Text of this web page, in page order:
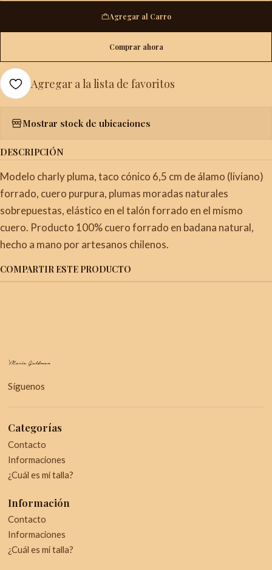
Agregar al Carro
Comprar ahora
Agregar a la lista de favoritos
Mostrar stock de ubicaciones
DESCRIPCIÓN
Modelo charly pluma, taco cónico 6,5 cm de álamo (liviano)
forrado, cuero purpura, plumas moradas naturales
sobrepuestas, elástico en el talón forrado en el mismo
cuero. Producto 100% cuero forrado en badana natural,
hecho a mano por artesanos chilenos.
COMPARTIR ESTE PRODUCTO
Síguenos
Categorías
Contacto
Informaciones
¿Cuál es mi talla?
Información
Contacto
Informaciones
¿Cuál es mi talla?